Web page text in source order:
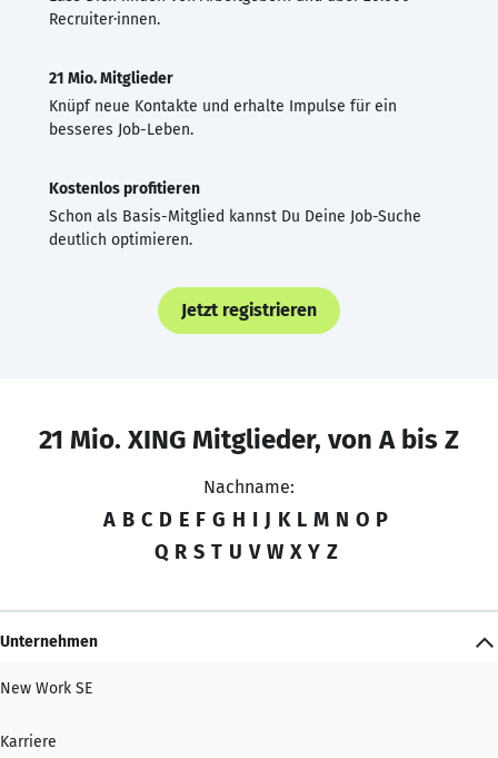
Recruiter·innen.
21 Mio. Mitglieder
Knüpf neue Kontakte und erhalte Impulse für ein
besseres Job-Leben.
Kostenlos profitieren
Schon als Basis-Mitglied kannst Du Deine Job-Suche
deutlich optimieren.
Jetzt registrieren
21 Mio. XING Mitglieder, von A bis Z
Nachname:
A B C D E F G H I J K L M N O P
Q R S T U V W X Y Z
Unternehmen
New Work SE
Karriere